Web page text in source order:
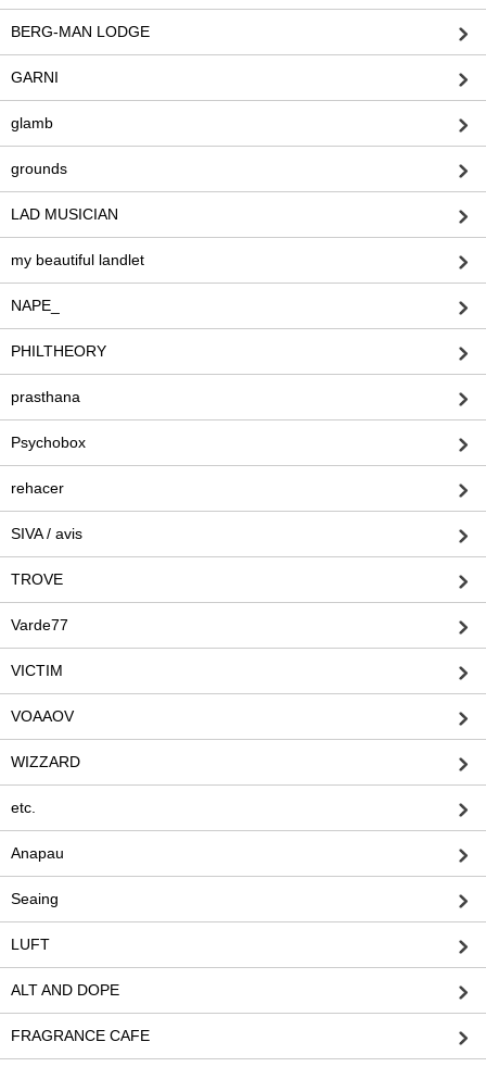
BERG-MAN LODGE
GARNI
glamb
grounds
LAD MUSICIAN
my beautiful landlet
NAPE_
PHILTHEORY
prasthana
Psychobox
rehacer
SIVA / avis
TROVE
Varde77
VICTIM
VOAAOV
WIZZARD
etc.
Anapau
Seaing
LUFT
ALT AND DOPE
FRAGRANCE CAFE